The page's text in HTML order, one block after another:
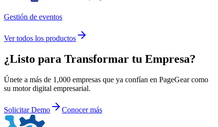
Gestión de eventos
Ver todos los productos
¿Listo para Transformar tu Empresa?
Únete a más de 1,000 empresas que ya confían en PageGear como
su motor digital empresarial.
Solicitar Demo Conocer más